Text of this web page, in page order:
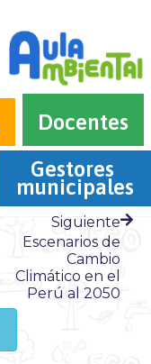
Docentes
Gestores
municipales
Siguiente
Escenarios de
Cambio
Climático en el
Perú al 2050